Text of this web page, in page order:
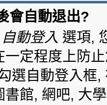
會自動退出?
自動登入 選項,
一定程度上防
選自動登入框
書館, 網吧, 大